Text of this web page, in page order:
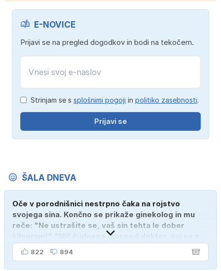
E-NOVICE
Prijavi se na pregled dogodkov in bodi na tekočem.
Strinjam se s splošnimi pogoji in politiko zasebnosti.
Prijavi se
ŠALA DNEVA
Oče v porodnišnici nestrpno čaka na rojstvo
svojega sina. Končno se prikaže ginekolog in mu
reče: "Ne ustrašite se, vaš sin tehta le dober
kilogram!" "Nič čudnega, gospod doktor, saj se z
ženo poznava šele tri mesece."
822 894